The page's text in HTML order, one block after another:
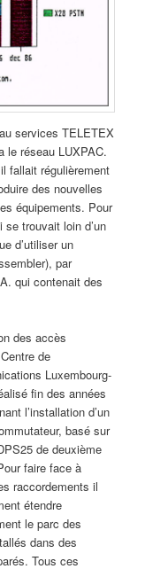
services TELETEX
le réseau LUXPAC.
fallait régulièrement
des nouvelles
équipements. Pour
trouvait loin d’un
d’utiliser un
par
qui contenait des
des accès
de
Luxembourg-
fin des années
l’installation d’un
basé sur
de deuxième
faire face à
raccordements il
étendre
le parc des
dans des
Tous ces